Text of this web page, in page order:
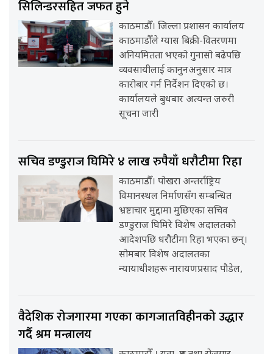
सिलिन्डरसहित जफत हुने
काठमाडौँ। जिल्ला प्रशासन कार्यालय
काठमाडौँले ग्यास बिक्री-वितरणमा
अनियमितता भएको गुनासो बढेपछि
व्यवसायीलाई कानुनअनुसार मात्र
कारोबार गर्न निर्देशन दिएको छ।
कार्यालयले बुधबार अत्यन्त जरुरी
सूचना जारी
सचिव डण्डुराज घिमिरे ४ लाख रुपैयाँ धरौटीमा रिहा
काठमाडौँ। पोखरा अन्तर्राष्ट्रिय
विमानस्थल निर्माणसँग सम्बन्धित
भ्रष्टाचार मुद्दामा मुछिएका सचिव
डण्डुराज घिमिरे विशेष अदालतको
आदेशपछि धरौटीमा रिहा भएका छन्।
सोमबार विशेष अदालतका
न्यायाधीशहरू नारायणप्रसाद पौडेल,
वैदेशिक रोजगारमा गएका कागजातविहीनको उद्धार
गर्दै श्रम मन्त्रालय